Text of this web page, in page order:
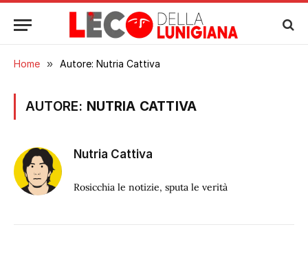
Home » Autore: Nutria Cattiva
AUTORE: NUTRIA CATTIVA
Nutria Cattiva
Rosicchia le notizie, sputa le verità